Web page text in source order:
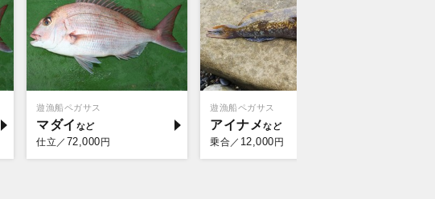
遊漁船ペガサス
マダイ
仕立／ 72,000 円
遊漁船ペガサス
アイナメ
乗合／ 12,000 円